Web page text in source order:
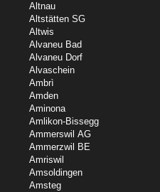
Altnau
Altstätten SG
Altwis
Alvaneu Bad
Alvaneu Dorf
Alvaschein
Ambrì
Amden
Aminona
Amlikon-Bissegg
Ammerswil AG
Ammerzwil BE
Amriswil
Amsoldingen
Amsteg